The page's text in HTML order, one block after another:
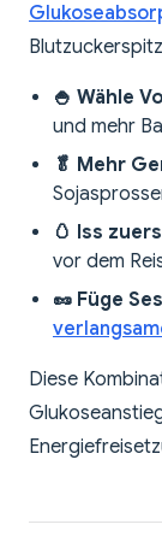
🍚 Wähle
und mehr
🥬 Mehr
🥚 Iss
vor dem
🥜 Füge
Diese